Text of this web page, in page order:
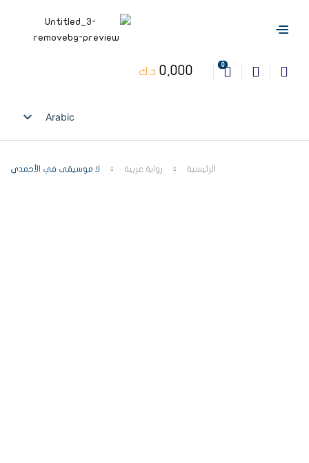
0
0,000 د.ك
Arabic
English
الرئيسية رواية عربية لا موسيقى في الأحمدي